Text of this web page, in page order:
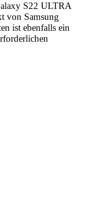
S22 ULTRA
von Samsung
ist ebenfalls ein